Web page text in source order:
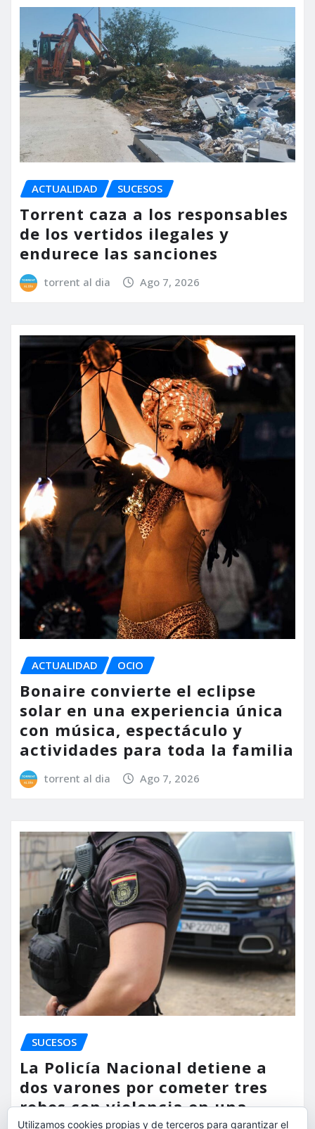
ACTUALIDAD SUCESOS
Torrent caza a los responsables
de los vertidos ilegales y
endurece las sanciones
torrent al dia Ago 7, 2026
ACTUALIDAD OCIO
Bonaire convierte el eclipse
solar en una experiencia única
con música, espectáculo y
actividades para toda la familia
torrent al dia Ago 7, 2026
SUCESOS
La Policía Nacional detiene a
dos varones por cometer tres
robos con violencia en una
Utilizamos cookies propias y de terceros para garantizar el